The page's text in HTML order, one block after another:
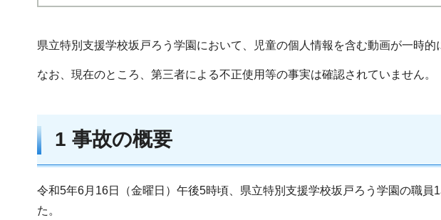
県立特別支援学校坂戸ろう学園において、児童の個人情報を含む動画が一時
なお、現在のところ、第三者による不正使用等の事実は確認されていません。
1 事故の概要
令和5年6月16日（金曜日）午後5時頃、県立特別支援学校坂戸ろう学園の職
た。